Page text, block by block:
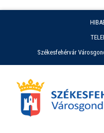
Székesfehérvár